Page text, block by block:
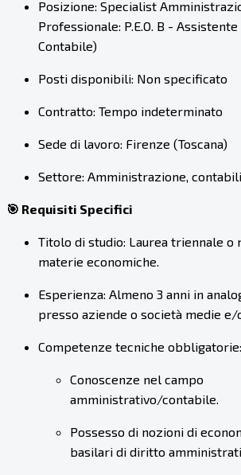
Posizione: Specialist
Professionale: P.E.O. B -
Contabile)
Posti disponibili: Non specificato
Contratto: Tempo indeterminato
Sede di lavoro: Firenze (Toscana)
Settore: Amministrazione,
🎯 Requisiti Specifici
Titolo di studio: Laurea triennale o
materie economiche.
Esperienza: Almeno 3 anni in
presso aziende o società medie e/
Competenze tecniche obbligatorie:
Conoscenze nel campo
amministrativo/contabile.
Possesso di nozioni di
basilari di diritto